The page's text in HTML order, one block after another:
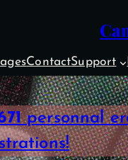
ContactSupport
personnal